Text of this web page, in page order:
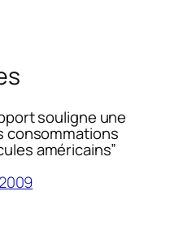
souligne une
consommations
américains”